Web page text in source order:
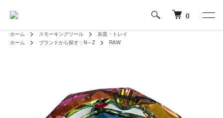
0
ホーム スモーキングツール
灰皿・トレイ
ホーム
ブランドから探す：N～Z RAW